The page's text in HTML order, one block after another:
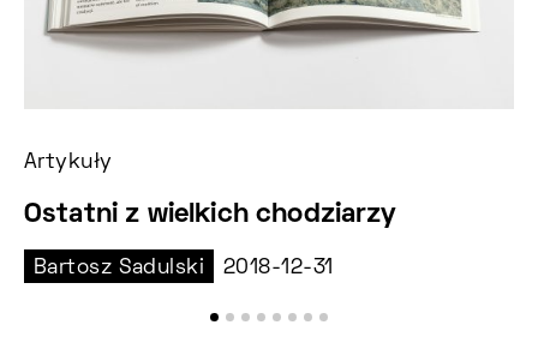
Artykuły
Ostatni z wielkich chodziarzy
Bartosz Sadulski 2018-12-31